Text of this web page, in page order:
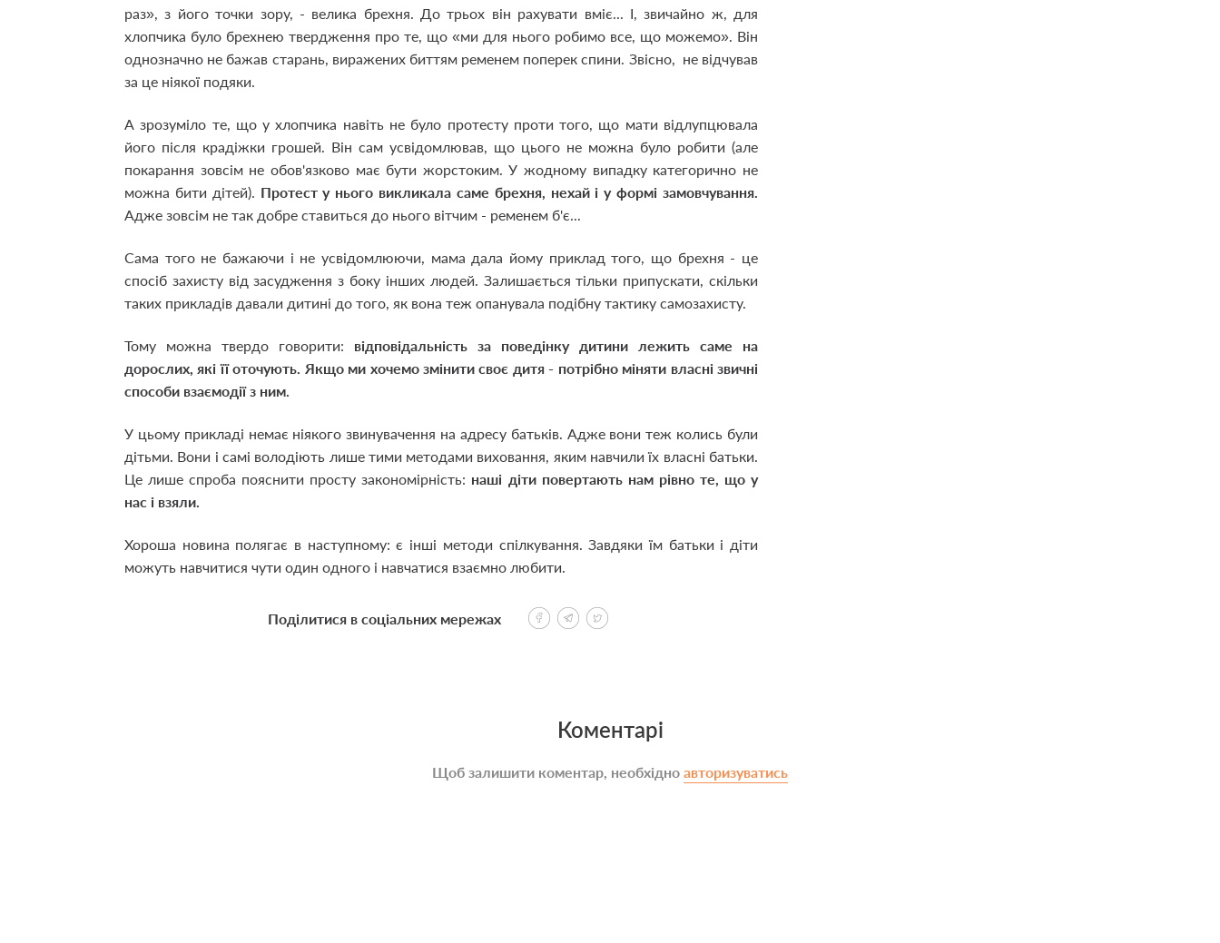
раз», з його точки зору, - велика брехня. До трьох він рахувати вміє... І, звичайно ж, для
хлопчика було брехнею твердження про те, що «ми для нього робимо все, що можемо». Він
однозначно не бажав старань, виражених биттям ременем поперек спини. Звісно, ​​ не відчував
за це ніякої подяки.
А зрозуміло те, що у хлопчика навіть не було протесту проти того, що мати відлупцювала
його після крадіжки грошей. Він сам усвідомлював, що цього не можна було робити (але
покарання зовсім не обов'язково має бути жорстоким. У жодному випадку категорично не
можна бити дітей). Протест у нього викликала саме брехня, нехай і у формі замовчування.
Адже зовсім не так добре ставиться до нього вітчим - ременем б'є...
Сама того не бажаючи і не усвідомлюючи, мама дала йому приклад того, що брехня - це
спосіб захисту від засудження з боку інших людей. Залишається тільки припускати, скільки
таких прикладів давали дитині до того, як вона теж опанувала подібну тактику самозахисту.
Тому можна твердо говорити: відповідальність за поведінку дитини лежить саме на
дорослих, які її оточують. Якщо ми хочемо змінити своє дитя - потрібно міняти власні звичні
способи взаємодії з ним.
У цьому прикладі немає ніякого звинувачення на адресу батьків. Адже вони теж колись були
дітьми. Вони і самі володіють лише тими методами виховання, яким навчили їх власні батьки.
Це лише спроба пояснити просту закономірність: наші діти повертають нам рівно те, що у
нас і взяли.
Хороша новина полягає в наступному: є інші методи спілкування. Завдяки їм батьки і діти
можуть навчитися чути один одного і навчатися взаємно любити.
Поділитися в соціальних мережах
Коментарі
Щоб залишити коментар, необхідно авторизуватись